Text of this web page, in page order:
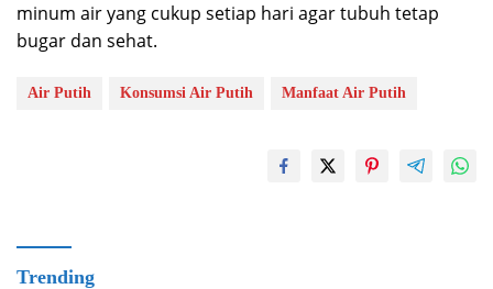
minum air yang cukup setiap hari agar tubuh tetap
bugar dan sehat.
Air Putih Konsumsi Air Putih Manfaat Air Putih
Trending